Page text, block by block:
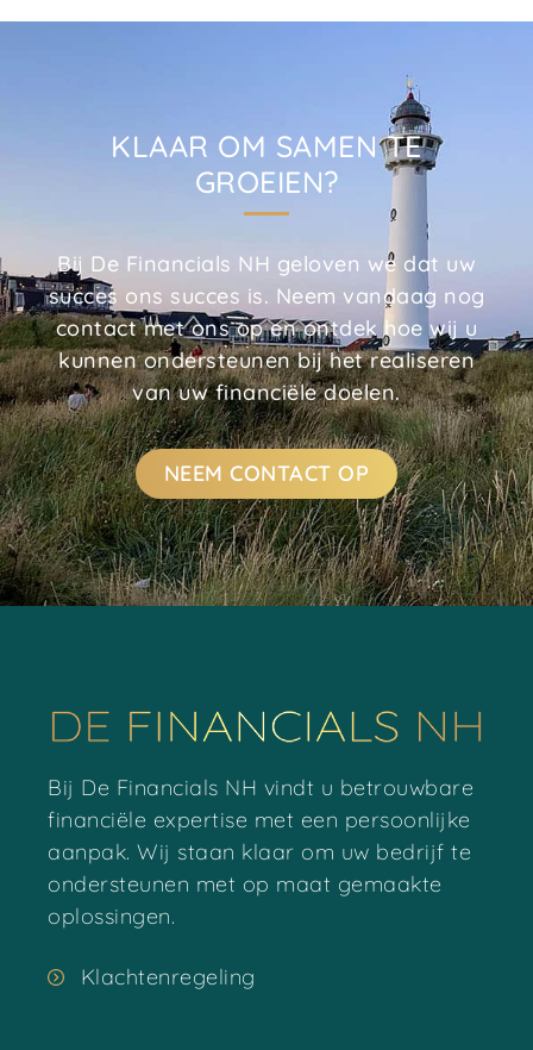
KLAAR OM SAMEN TE
GROEIEN?
Bij De Financials NH geloven we dat uw
succes ons succes is. Neem vandaag nog
contact met ons op en ontdek hoe wij u
kunnen ondersteunen bij het realiseren
van uw financiële doelen.
NEEM CONTACT OP
Bij De Financials NH vindt u betrouwbare
financiële expertise met een persoonlijke
aanpak. Wij staan klaar om uw bedrijf te
ondersteunen met op maat gemaakte
oplossingen.
Klachtenregeling